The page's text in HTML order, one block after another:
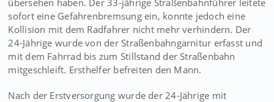
übersehen haben. Der 33-jährige Straßenbahnführer leitete
sofort eine Gefahrenbremsung ein, konnte jedoch eine
Kollision mit dem Radfahrer nicht mehr verhindern. Der
24-Jährige wurde von der Straßenbahngarnitur erfasst und
mit dem Fahrrad bis zum Stillstand der Straßenbahn
mitgeschleift. Ersthelfer befreiten den Mann.
Nach der Erstversorgung wurde der 24-Jährige mit